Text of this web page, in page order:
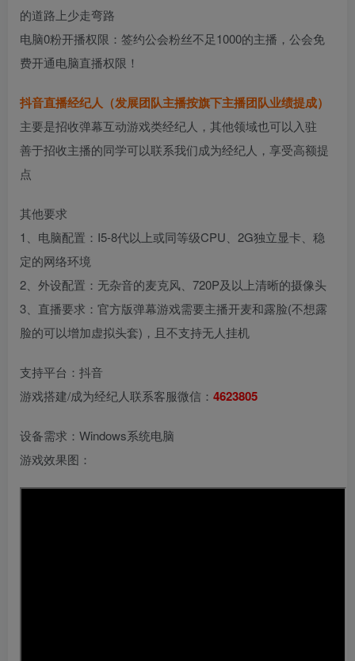
的道路上少走弯路
电脑0粉开播权限：签约公会粉丝不足1000的主播，公会免
费开通电脑直播权限！
抖音直播经纪人（发展团队主播按旗下主播团队业绩提成）
主要是招收弹幕互动游戏类经纪人，其他领域也可以入驻
善于招收主播的同学可以联系我们成为经纪人，享受高额提
点
其他要求
1、电脑配置：I5-8代以上或同等级CPU、2G独立显卡、稳
定的网络环境
2、外设配置：无杂音的麦克风、720P及以上清晰的摄像头
3、直播要求：官方版弹幕游戏需要主播开麦和露脸(不想露
脸的可以增加虚拟头套)，且不支持无人挂机
支持平台：抖音
游戏搭建/成为经纪人联系客服微信： 4623805
设备需求：Windows系统电脑
游戏效果图：